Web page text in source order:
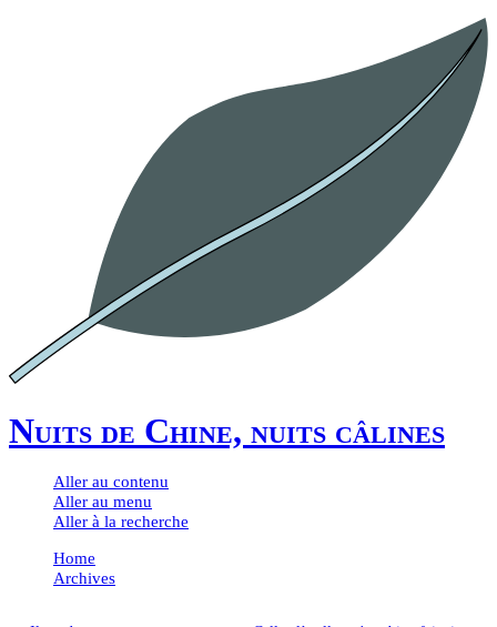
Nuits de Chine, nuits câlines
Aller au contenu
Aller au menu
Aller à la recherche
Home
Archives